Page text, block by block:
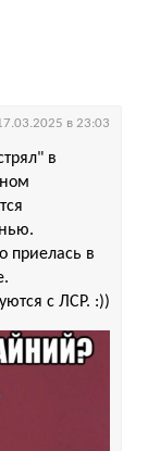
в
приелась в
с ЛСР. :))
в 23:03